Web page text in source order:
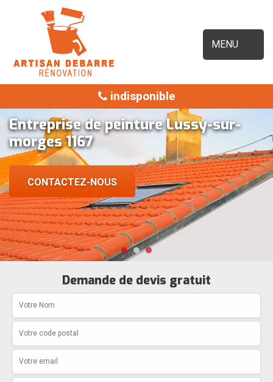
MENU
indisponible
Entreprise de peinture Lussy-sur-
morges 1167
CONTACTEZ-NOUS
Demande de devis gratuit